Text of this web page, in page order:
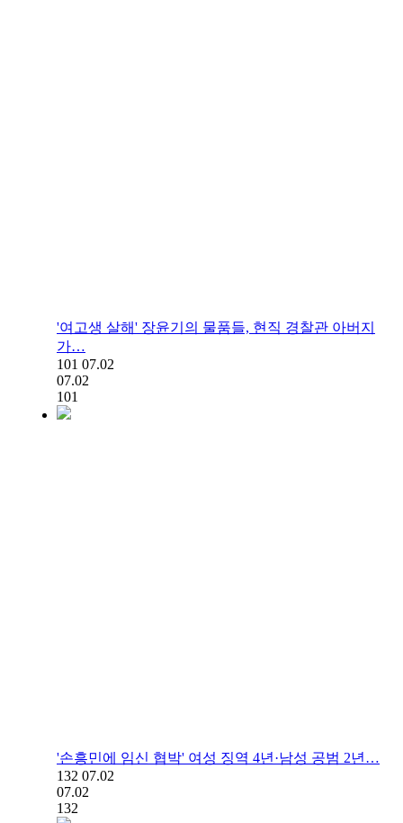
'여고생 살해' 장윤기의 물품들, 현직 경찰관 아버지
가…
101 07.02
07.02
101
'손흥민에 임신 협박' 여성 징역 4년·남성 공범 2년…
132 07.02
07.02
132